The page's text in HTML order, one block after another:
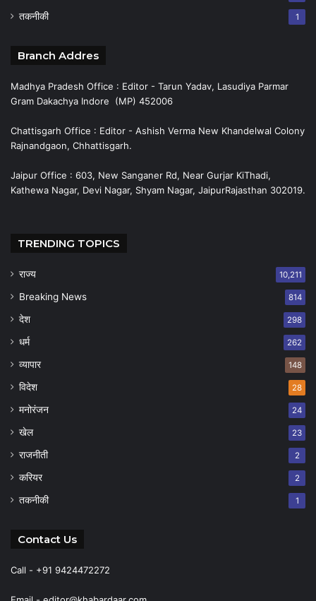
तकनीकी 1
Branch Addres
Madhya Pradesh Office : Editor - Tarun Yadav, Lasudiya Parmar
Gram Dakachya Indore (MP) 452006
Chattisgarh Office : Editor - Ashish Verma New Khandelwal Colony
Rajnandgaon, Chhattisgarh.
Jaipur Office : 603, New Sanganer Rd, Near Gurjar KiThadi,
Kathewa Nagar, Devi Nagar, Shyam Nagar, JaipurRajasthan 302019.
TRENDING TOPICS
राज्य 10,211
Breaking News 814
देश 298
धर्म 262
व्यापार 148
विदेश 28
मनोरंजन 24
खेल 23
राजनीती 2
करियर 2
तकनीकी 1
Contact Us
Call - +91 9424472272